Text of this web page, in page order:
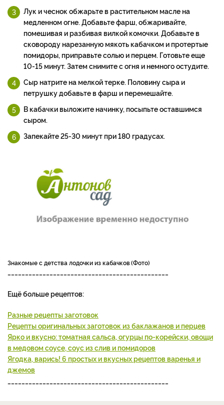
Лук и чеснок обжарьте в растительном масле на
медленном огне. Добавьте фарш, обжаривайте,
помешивая и разбивая вилкой комочки. Добавьте в
сковороду нарезанную мякоть кабачком и протертые
помидоры, приправьте солью и перцем. Готовьте еще
10-15 минут. Затем снимите с огня и немного остудите.
Сыр натрите на мелкой терке. Половину сыра и
петрушку добавьте в фарш и перемешайте.
В кабачки выложите начинку, посыпьте оставшимся
сыром.
Запекайте 25-30 минут при 180 градусах.
Знакомые с детства лодочки из кабачков Фото
Ещё больше рецептов:
Разные рецепты заготовок
Рецепты оригинальных заготовок из баклажанов и перцев
Ярко и вкусно: томатная сальса, огурцы по-корейски, овощи
в медовом соусе, соус из слив и помидоров
Ягодка, варись! 6 простых и вкусных рецептов варенья и
джемов